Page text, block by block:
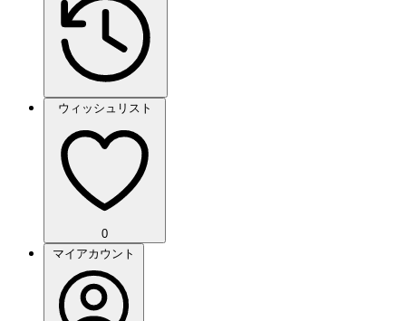
ウィッシュリスト
0
マイアカウント